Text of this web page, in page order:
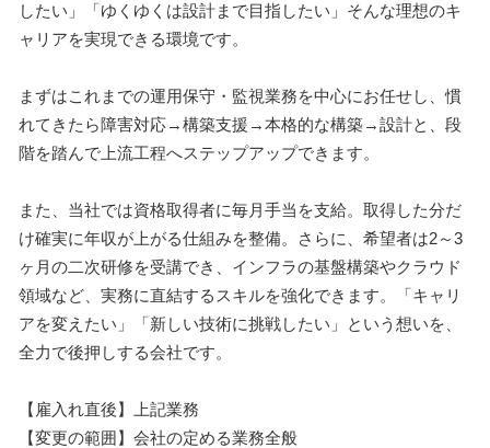
したい」「ゆくゆくは設計まで目指したい」そんな理想のキ
ャリアを実現できる環境です。
まずはこれまでの運用保守・監視業務を中心にお任せし、慣
れてきたら障害対応→構築支援→本格的な構築→設計と、段
階を踏んで上流工程へステップアップできます。
また、当社では資格取得者に毎月手当を支給。取得した分だ
け確実に年収が上がる仕組みを整備。さらに、希望者は2～3
ヶ月の二次研修を受講でき、インフラの基盤構築やクラウド
領域など、実務に直結するスキルを強化できます。「キャリ
アを変えたい」「新しい技術に挑戦したい」という想いを、
全力で後押しする会社です。
【雇入れ直後】上記業務
【変更の範囲】会社の定める業務全般